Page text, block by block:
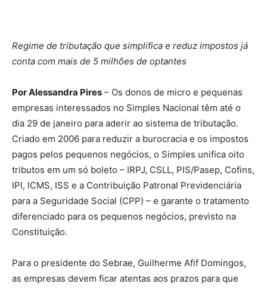
Regime de tributação que simplifica e reduz impostos já
conta com mais de 5 milhões de optantes
Por Alessandra Pires – Os donos de micro e pequenas
empresas interessados no Simples Nacional têm até o
dia 29 de janeiro para aderir ao sistema de tributação.
Criado em 2006 para reduzir a burocracia e os impostos
pagos pelos pequenos negócios, o Simples unifica oito
tributos em um só boleto – IRPJ, CSLL, PIS/Pasep, Cofins,
IPI, ICMS, ISS e a Contribuição Patronal Previdenciária
para a Seguridade Social (CPP) – e garante o tratamento
diferenciado para os pequenos negócios, previsto na
Constituição.
Para o presidente do Sebrae, Guilherme Afif Domingos,
as empresas devem ficar atentas aos prazos para que